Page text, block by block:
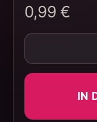
0,99 €
In
IN